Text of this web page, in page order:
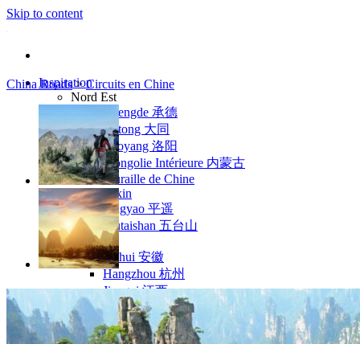
Skip to content
Inspiration
Nord Est
Chengde 承德
Datong 大同
Luoyang 洛阳
Mongolie Intérieure 内蒙古
Muraille de Chine
Pékin
Pingyao 平遥
Wutaishan 五台山
Côte Est
Anhui 安徽
Hangzhou 杭州
Jiangxi 江西
Montagnes Jaunes
Shandong 山东
Shanghai 上海
China Roads > Circuits en Chine